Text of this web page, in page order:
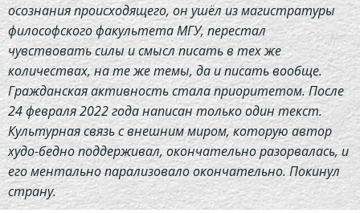
осознания происходящего, он ушёл из магистратуры
философского факультета МГУ, перестал
чувствовать силы и смысл писать в тех же
количествах, на те же темы, да и писать вообще.
Гражданская активность стала приоритетом. После
24 февраля 2022 года написан только один текст.
Культурная связь с внешним миром, которую автор
худо-бедно поддерживал, окончательно разорвалась, и
его ментально парализовало окончательно. Покинул
страну.